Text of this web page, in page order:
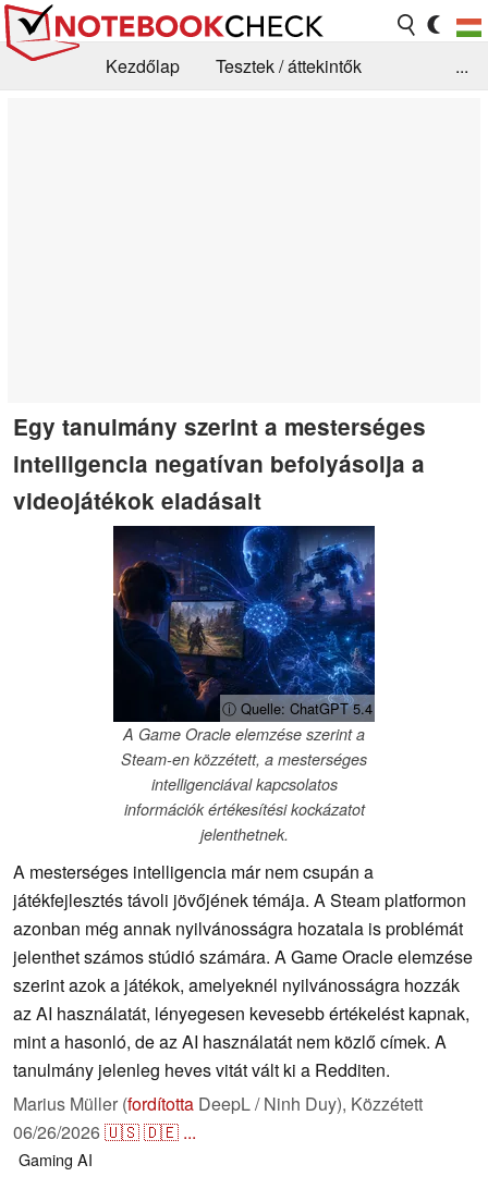
Kezdőlap
Tesztek / áttekintők
...
Egy tanulmány szerint a mesterséges
intelligencia negatívan befolyásolja a
videojátékok eladásait
ⓘ Quelle: ChatGPT 5.4
A Game Oracle elemzése szerint a
Steam-en közzétett, a mesterséges
intelligenciával kapcsolatos
információk értékesítési kockázatot
jelenthetnek.
A mesterséges intelligencia már nem csupán a
játékfejlesztés távoli jövőjének témája. A Steam platformon
azonban még annak nyilvánosságra hozatala is problémát
jelenthet számos stúdió számára. A Game Oracle elemzése
szerint azok a játékok, amelyeknél nyilvánosságra hozzák
az AI használatát, lényegesen kevesebb értékelést kapnak,
mint a hasonló, de az AI használatát nem közlő címek. A
tanulmány jelenleg heves vitát vált ki a Redditen.
Marius Müller (fordította DeepL / Ninh Duy), Közzétett
06/26/2026🇺🇸🇩🇪 ...
Gaming AI